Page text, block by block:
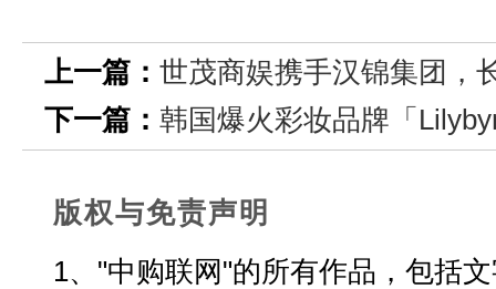
上一篇： 世茂商娱携手汉锦集团，
下一篇： 韩国爆火彩妆品牌「
版权与免责声明
1、"中购联网"的所有作品，包括